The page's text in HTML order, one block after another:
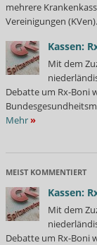
mehrere
Vereinigungen
Kassen:
Mit dem
Debatte um Rx-Boni
Mehr»
MEIST KOMMENTIERT
Kassen:
Mit dem
Debatte um Rx-Boni